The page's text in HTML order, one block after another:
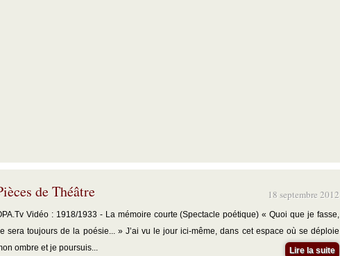
18 septembre 2012
de Théâtre
Vidéo : 1918/1933 - La mémoire courte (Spectacle poétique) « Quoi que je fasse,
sera toujours de la poésie... » J’ai vu le jour ici-même, dans cet espace où se déploie
ombre et je poursuis...
Lire la suite